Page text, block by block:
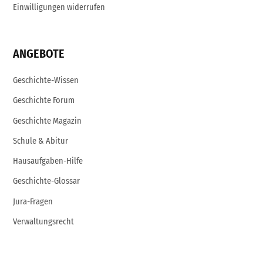
Einwilligungen widerrufen
ANGEBOTE
Geschichte-Wissen
Geschichte Forum
Geschichte Magazin
Schule & Abitur
Hausaufgaben-Hilfe
Geschichte-Glossar
Jura-Fragen
Verwaltungsrecht